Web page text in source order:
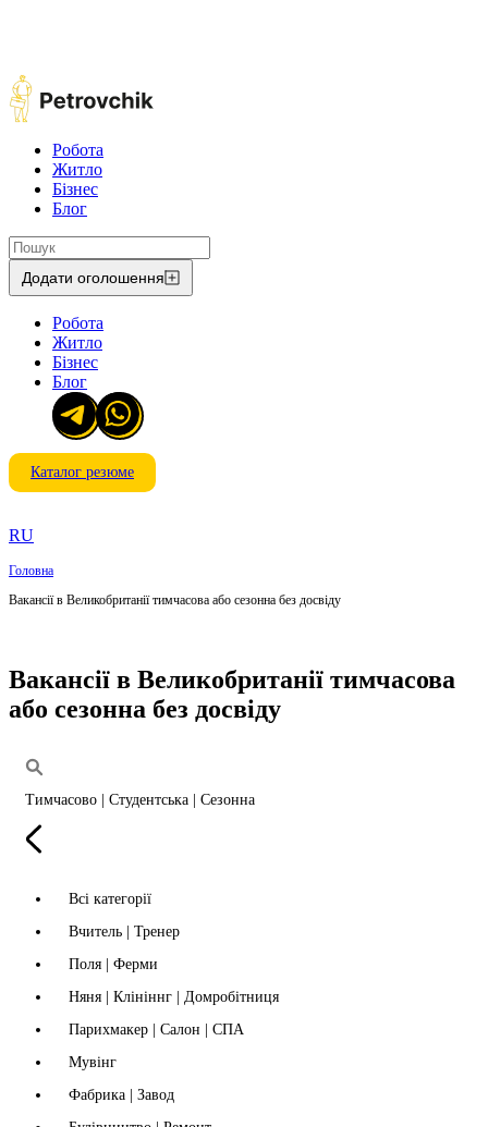
Робота
Житло
Бізнес
Блог
Додати оголошення
Робота
Житло
Бізнес
Блог
Каталог резюме
RU
Головна
Вакансії в Великобританії тимчасова або сезонна без досвіду
Вакансії в Великобританії тимчасова
або сезонна без досвіду
Тимчасово | Студентська | Сезонна
Всі категорії
Вчитель | Тренер
Поля | Ферми
Няня | Клініннг | Домробітниця
Парихмакер | Салон | СПА
Мувінг
Фабрика | Завод